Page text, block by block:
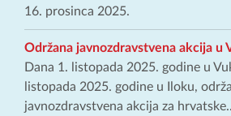
16. prosinca 2025.
Održana javnozdravstvena akcija u
Dana 1. listopada 2025. godine u
listopada 2025. godine u Iloku,
javnozdravstvena akcija za